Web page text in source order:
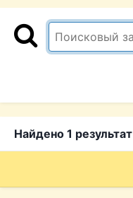
Найдено 1 результат